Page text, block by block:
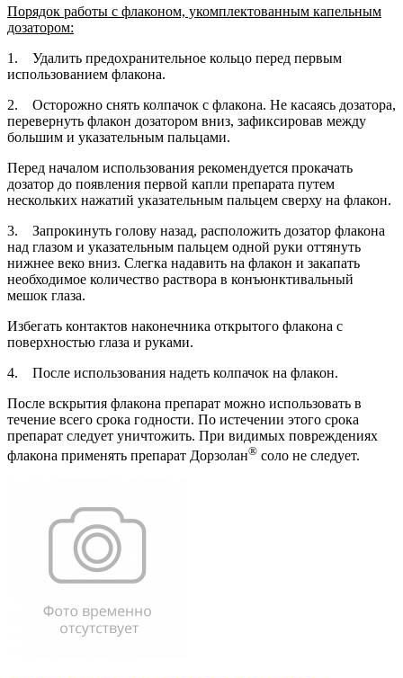
Порядок работы с флаконом, укомплектованным капельным
дозатором:
1. Удалить предохранительное кольцо перед первым
использованием флакона.
2. Осторожно снять колпачок с флакона. Не касаясь дозатора,
перевернуть флакон дозатором вниз, зафиксировав между
большим и указательным пальцами.
Перед началом использования рекомендуется прокачать
дозатор до появления первой капли препарата путем
нескольких нажатий указательным пальцем сверху на флакон.
3. Запрокинуть голову назад, расположить дозатор флакона
над глазом и указательным пальцем одной руки оттянуть
нижнее веко вниз. Слегка надавить на флакон и закапать
необходимое количество раствора в конъюнктивальный
мешок глаза.
Избегать контактов наконечника открытого флакона с
поверхностью глаза и руками.
4. После использования надеть колпачок на флакон.
После вскрытия флакона препарат можно использовать в
течение всего срока годности. По истечении этого срока
препарат следует уничтожить. При видимых повреждениях
флакона применять препарат Дорзолан® соло не следует.